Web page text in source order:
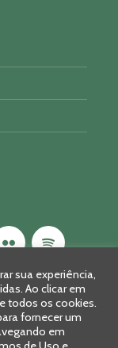
sua experiência,
Ao clicar em
todos os cookies.
fornecer um
em